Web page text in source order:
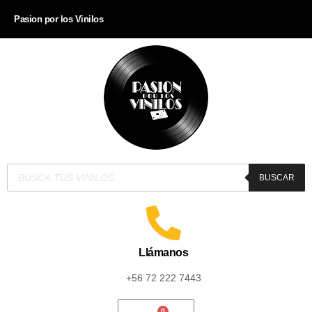
Pasion por los Vinilos
BUSCAR
Llámanos
+56 72 222 7443